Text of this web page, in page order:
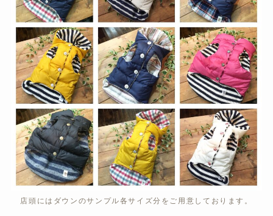
店頭にはダウンのサンプル各サイズ分をご用意しております。